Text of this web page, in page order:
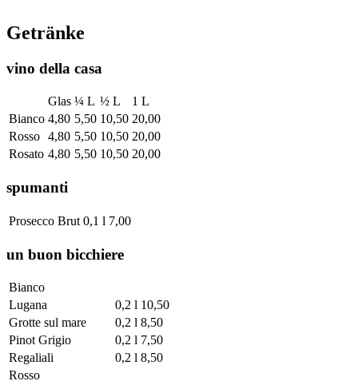
Getränke
vino della casa
Glas ¼ L ½ L
1 L
Bianco 4,80 5,50 10,50 20,00
Rosso 4,80 5,50 10,50 20,00
Rosato 4,80 5,50 10,50 20,00
spumanti
Prosecco Brut 0,1 l 7,00
un buon bicchiere
Bianco
Lugana
0,2 l 10,50
Grotte sul mare
0,2 l 8,50
Pinot Grigio
0,2 l 7,50
Regaliali
0,2 l 8,50
Rosso